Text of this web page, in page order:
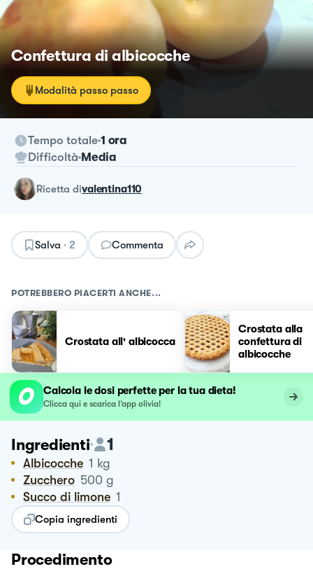
Confettura di albicocche
Modalità passo passo
Tempo totale 1 ora
Difficoltà Media
ricetta divalentina110
Salva · 2 Commenta
POTREBBERO PIACERTI ANCHE...
Crostata all' albicocca
Crostata alla
confettura di
albicocche
Calcola le dosi perfette per la tua dieta!
Clicca qui e scarica l’app olivia!
Ingredienti 1
Albicocche 1 kg
Zucchero 500 g
Succo di limone 1
Copia ingredienti
Procedimento